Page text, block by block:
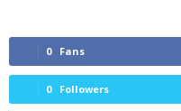
0 Fans
0 Followers